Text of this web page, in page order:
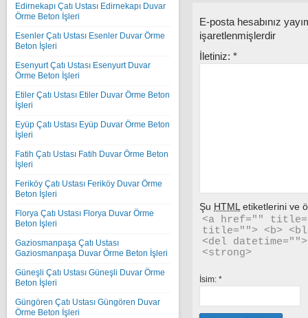
Edirnekapı Çatı Ustası Edirnekapı Duvar
Örme Beton İşleri
Esenler Çatı Ustası Esenler Duvar Örme
Beton İşleri
Esenyurt Çatı Ustası Esenyurt Duvar
Örme Beton İşleri
Etiler Çatı Ustası Etiler Duvar Örme Beton
İşleri
Eyüp Çatı Ustası Eyüp Duvar Örme Beton
İşleri
Fatih Çatı Ustası Fatih Duvar Örme Beton
İşleri
Feriköy Çatı Ustası Feriköy Duvar Örme
Beton İşleri
Florya Çatı Ustası Florya Duvar Örme
Beton İşleri
Gaziosmanpaşa Çatı Ustası
Gaziosmanpaşa Duvar Örme Beton İşleri
Güneşli Çatı Ustası Güneşli Duvar Örme
Beton İşleri
Güngören Çatı Ustası Güngören Duvar
Örme Beton İşleri
E-posta hesabınız
işaretlenmişlerdir
İletiniz: *
Şu HTMLetiketlerini ve
<a href=""
title=""> <b>
<del
<strong>
İsim: *